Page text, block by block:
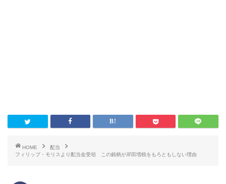
HOME
配当
フィリップ・モリスより配当金受領 この銘柄が岸田増税をもろともしない理由